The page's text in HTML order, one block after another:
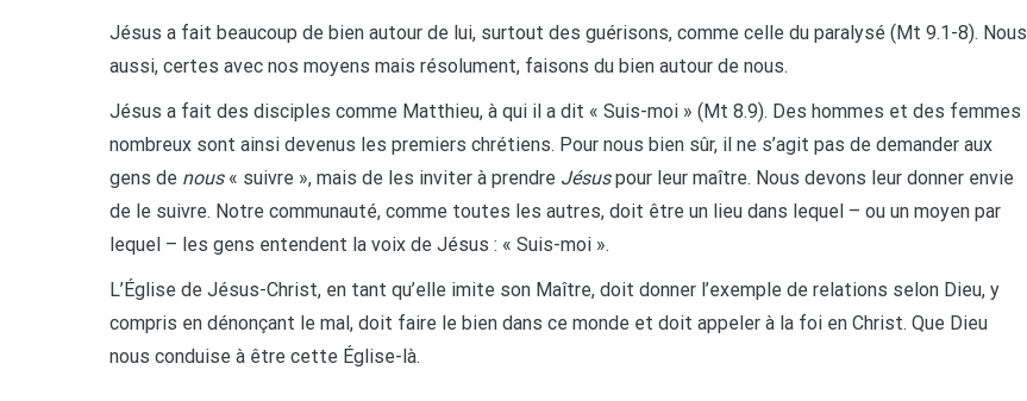
Jésus a fait beaucoup de bien autour de lui, surtout des guérisons, comme celle du paralysé (Mt 9.1-8). Nous
aussi, certes avec nos moyens mais résolument, faisons du bien autour de nous.
Jésus a fait des disciples comme Matthieu, à qui il a dit « Suis-moi » (Mt 8.9). Des hommes et des femmes
nombreux sont ainsi devenus les premiers chrétiens. Pour nous bien sûr, il ne s’agit pas de demander aux
gens de nous« suivre », mais de les inviter à prendre Jésuspour leur maître. Nous devons leur donner envie
de le suivre. Notre communauté, comme toutes les autres, doit être un lieu dans lequel – ou un moyen par
lequel – les gens entendent la voix de Jésus : « Suis-moi ».
L’Église de Jésus-Christ, en tant qu’elle imite son Maître, doit donner l’exemple de relations selon Dieu, y
compris en dénonçant le mal, doit faire le bien dans ce monde et doit appeler à la foi en Christ. Que Dieu
nous conduise à être cette Église-là.